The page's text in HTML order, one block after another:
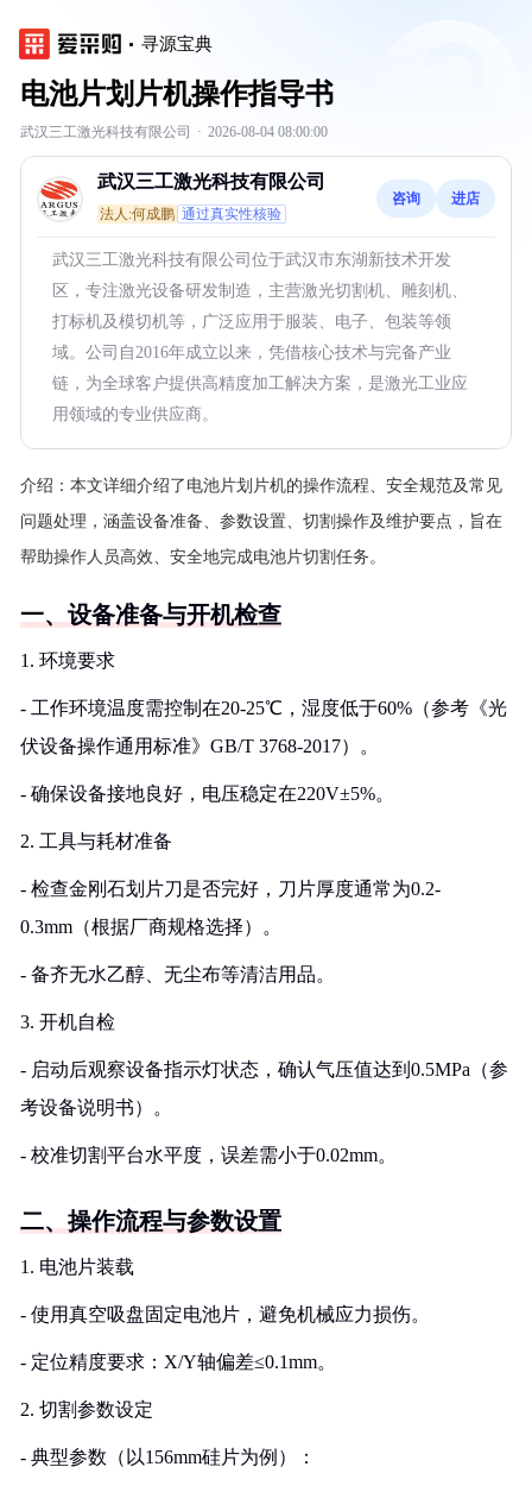
寻源宝典
电池片划片机操作指导书
武汉三工激光科技有限公司 · 2026-08-04 08:00:00
武汉三工激光科技有限公司
法人:何成鹏 通过真实性核验
咨询 进店
武汉三工激光科技有限公司位于武汉市东湖新技术开发
区，专注激光设备研发制造，主营激光切割机、雕刻机、
打标机及模切机等，广泛应用于服装、电子、包装等领
域。公司自2016年成立以来，凭借核心技术与完备产业
链，为全球客户提供高精度加工解决方案，是激光工业应
用领域的专业供应商。
介绍： 本文详细介绍了电池片划片机的操作流程、安全规范及常见
问题处理，涵盖设备准备、参数设置、切割操作及维护要点，旨在
帮助操作人员高效、安全地完成电池片切割任务。
一、设备准备与开机检查
1. 环境要求
- 工作环境温度需控制在20-25℃，湿度低于60%（参考《光
伏设备操作通用标准》GB/T 3768-2017）。
- 确保设备接地良好，电压稳定在220V±5%。
2. 工具与耗材准备
- 检查金刚石划片刀是否完好，刀片厚度通常为0.2-
0.3mm（根据厂商规格选择）。
- 备齐无水乙醇、无尘布等清洁用品。
3. 开机自检
- 启动后观察设备指示灯状态，确认气压值达到0.5MPa（参
考设备说明书）。
- 校准切割平台水平度，误差需小于0.02mm。
二、操作流程与参数设置
1. 电池片装载
- 使用真空吸盘固定电池片，避免机械应力损伤。
- 定位精度要求：X/Y轴偏差≤0.1mm。
2. 切割参数设定
- 典型参数（以156mm硅片为例）：